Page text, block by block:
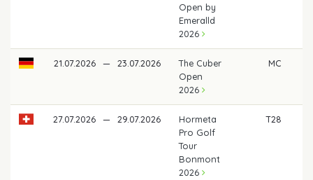
Open by
Emeralld
2026
21.07.2026 — 23.07.2026
The Cuber
Open
2026
MC
27.07.2026 — 29.07.2026
Hormeta
Pro Golf
Tour
Bonmont
2026
T28